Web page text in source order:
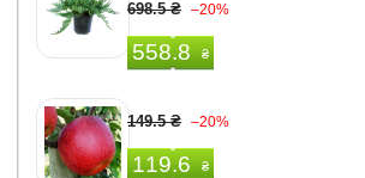
698.5 ₴ –20%
558.8 ₴
149.5 ₴ –20%
119.6 ₴